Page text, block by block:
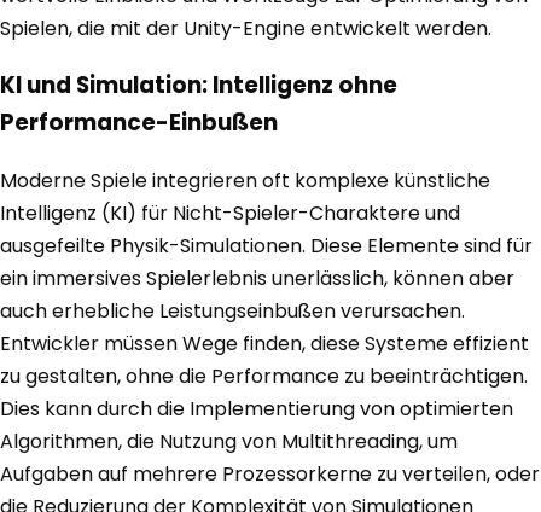
Spielen, die mit der Unity-Engine entwickelt werden.
KI und Simulation: Intelligenz ohne
Performance-Einbußen
Moderne Spiele integrieren oft komplexe künstliche
Intelligenz (KI) für Nicht-Spieler-Charaktere und
ausgefeilte Physik-Simulationen. Diese Elemente sind für
ein immersives Spielerlebnis unerlässlich, können aber
auch erhebliche Leistungseinbußen verursachen.
Entwickler müssen Wege finden, diese Systeme effizient
zu gestalten, ohne die Performance zu beeinträchtigen.
Dies kann durch die Implementierung von optimierten
Algorithmen, die Nutzung von Multithreading, um
Aufgaben auf mehrere Prozessorkerne zu verteilen, oder